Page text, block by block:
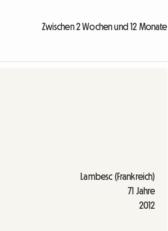
Zwischen 2 Wochen und 12 Monate
Lambesc (Frankreich)
71 Jahre
2012